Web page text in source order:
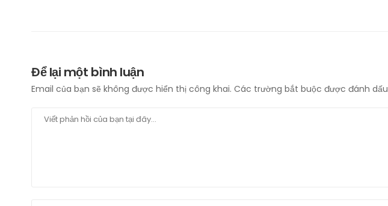
Để lại một bình luận
Email của bạn sẽ không được hiển thị công khai. Các trường bắt buộc được đánh dấu